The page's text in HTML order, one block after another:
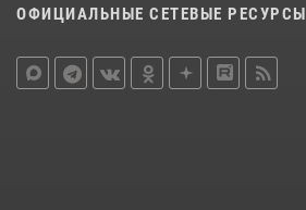
ОФИЦИАЛЬНЫЕ СЕТЕВЫЕ РЕСУРСЫ